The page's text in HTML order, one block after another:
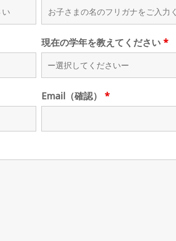
現在の学年を教えてください*
Email（確認）*